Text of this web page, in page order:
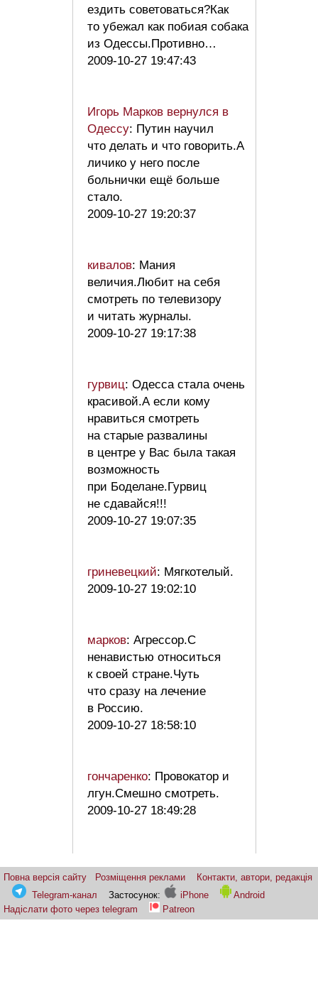
ездить советоваться?Как
то убежал как побиая собака
из Одессы.Противно…
2009-10-27 19:47:43
Игорь Марков вернулся в
Одессу: Путин научил
что делать и что говорить.А
личико у него после
больнички ещё больше
стало.
2009-10-27 19:20:37
кивалов: Мания
величия.Любит на себя
смотреть по телевизору
и читать журналы.
2009-10-27 19:17:38
гурвиц: Одесса стала очень
красивой.А если кому
нравиться смотреть
на старые развалины
в центре у Вас была такая
возможность
при Боделане.Гурвиц
не сдавайся!!!
2009-10-27 19:07:35
гриневецкий: Мягкотелый.
2009-10-27 19:02:10
марков: Агрессор.С
ненавистью относиться
к своей стране.Чуть
что сразу на лечение
в Россию.
2009-10-27 18:58:10
гончаренко: Провокатор и
лгун.Смешно смотреть.
2009-10-27 18:49:28
Повна версія сайту Розміщення реклами
Контакти, автори, редакція
Telegram-канал
Застосунок: iPhone
Android
Надіслати фото через telegram
Patreon